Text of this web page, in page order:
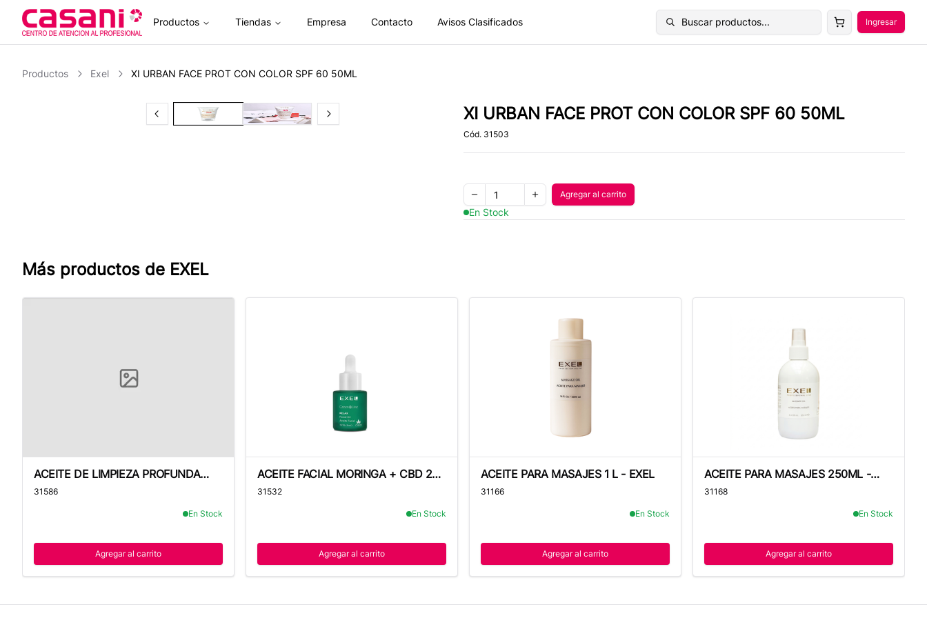
Inicio
Productos Tiendas Empresa Contacto Avisos Clasificados Buscar productos...
Buscar productos Ingresar
Productos Exel XI URBAN FACE PROT CON COLOR SPF 60 50ML
Previous slideSlide of2 Slide2of Next slide XI URBAN FACE PROT CON COLOR SPF 60 50ML
Cód. 31503
Remove one item
Quantity
Add one item
Agregar al carrito
Agregar al carrito
En Stock
Más productos de EXEL
ACEITE DE LIMPIEZA PROFUNDA
31586
En Stock
Agregar al carrito
ACEITE FACIAL MORINGA + CBD 20
31532
En Stock
Agregar al carrito
ACEITE PARA MASAJES 1 L - EXEL
31166
En Stock
Agregar al carrito
ACEITE PARA MASAJES 250ML -
31168
En Stock
Agregar al carrito